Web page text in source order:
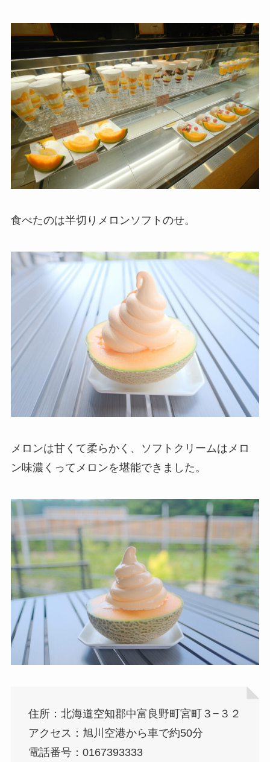
食べたのは半切りメロンソフトのせ。
メロンは甘くて柔らかく、ソフトクリームはメロ
ン味濃くってメロンを堪能できました。
住所：北海道空知郡中富良野町宮町３−３２
アクセス：旭川空港から車で約50分
電話番号：0167393333